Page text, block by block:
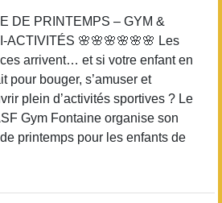
DE PRINTEMPS – GYM &
ACTIVITÉS 🌸🌸🌸🌸🌸🌸 Les
arrivent… et si votre enfant en
pour bouger, s’amuser et
plein d’activités sportives ? Le
Gym Fontaine organise son
printemps pour les enfants de